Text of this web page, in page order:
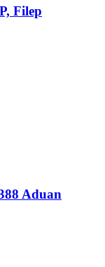
Filep
Aduan